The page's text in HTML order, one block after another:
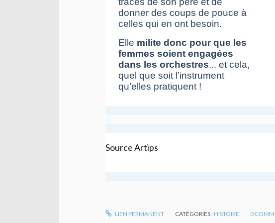
donner des coups de pouce à
celles qui en ont besoin.
Elle milite donc pour que les
femmes soient engagées
dans les orchestres... et cela,
quel que soit l’instrument
qu’elles pratiquent !
Source Artips
LIEN PERMANENT CATÉGORIES : HISTOIRE 0